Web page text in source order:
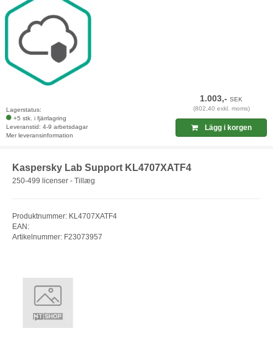
Lagerstatus:
+5 stk. i fjärrlagring
Leveranstid: 4-9 arbetsdagar
Mer leveransinformation
1.003,-SEK
(802,40 exkl. moms)
Lägg i korgen
Kaspersky Lab Support KL4707XATF4
250-499 licenser - Tillæg
Produktnummer: KL4707XATF4
EAN:
Artikelnummer: F23073957